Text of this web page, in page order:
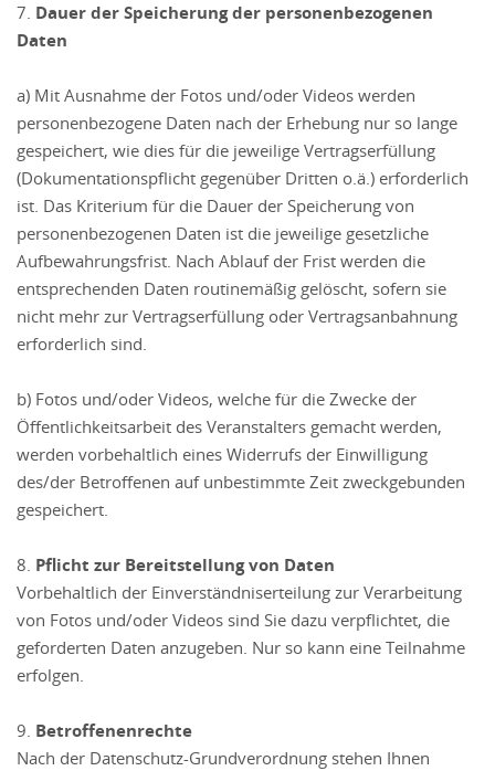
7. Dauer der Speicherung der personenbezogenen
Daten
a) Mit Ausnahme der Fotos und/oder Videos werden
personenbezogene Daten nach der Erhebung nur so lange
gespeichert, wie dies für die jeweilige Vertragserfüllung
(Dokumentationspflicht gegenüber Dritten o.ä.) erforderlich
ist. Das Kriterium für die Dauer der Speicherung von
personenbezogenen Daten ist die jeweilige gesetzliche
Aufbewahrungsfrist. Nach Ablauf der Frist werden die
entsprechenden Daten routinemäßig gelöscht, sofern sie
nicht mehr zur Vertragserfüllung oder Vertragsanbahnung
erforderlich sind.
b) Fotos und/oder Videos, welche für die Zwecke der
Öffentlichkeitsarbeit des Veranstalters gemacht werden,
werden vorbehaltlich eines Widerrufs der Einwilligung
des/der Betroffenen auf unbestimmte Zeit zweckgebunden
gespeichert.
8. Pflicht zur Bereitstellung von Daten
Vorbehaltlich der Einverständniserteilung zur Verarbeitung
von Fotos und/oder Videos sind Sie dazu verpflichtet, die
geforderten Daten anzugeben. Nur so kann eine Teilnahme
erfolgen.
9. Betroffenenrechte
Nach der Datenschutz-Grundverordnung stehen Ihnen